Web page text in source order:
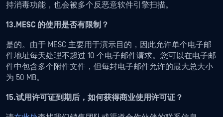
持消毒功能，也会被多个反恶意软件引擎扫描。
13.MESC 的使用是否有限制？
是的。由于 MESC 主要用于演示目的，因此允许单个电子邮
件地址每天处理不超过 10 个电子邮件请求。您可以在电子邮
件中包含多个附件文件，但每封电子邮件允许的最大总大小
为 50 MB。
15.试用许可证到期后，如何获得商业使用许可证？